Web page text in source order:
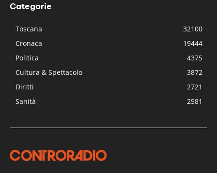
Categorie
Toscana
32100
Cronaca
19444
Politica
4375
Cultura & Spettacolo
3872
Diritti
2721
Sanità
2581